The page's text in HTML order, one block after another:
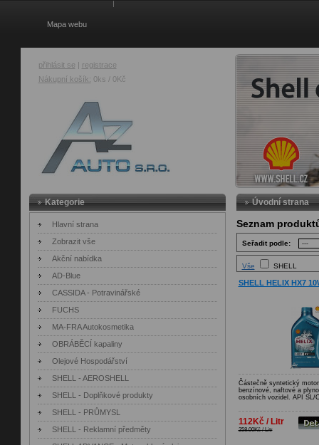
Mapa webu
Nákupní košík: 0ks / 0Kč
přihlásit se | registrace
Úvodní strana
Seznam
Seřadit podle:
Vše SHELL
SHELL HELIX HX7
Částečně syntetický
benzínové, naftové a
osobních vozidel. API SL/
112Kč / Litr
258.00Kč / Litr
Kategorie
Hlavní strana
Zobrazit vše
Akční nabídka
AD-Blue
CASSIDA - Potravinářské
FUCHS
MA-FRA Autokosmetika
OBRÁBĚCÍ kapaliny
Olejové Hospodářství
SHELL - AEROSHELL
SHELL - Doplňkové produkty
SHELL - PRŮMYSL
SHELL - Reklamní předměty